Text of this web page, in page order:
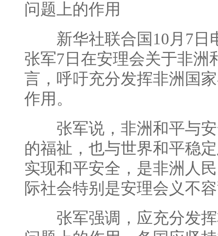
问题上的作用
新华社联合国10月7日
张军7日在安理会关于非洲
言，呼吁充分发挥非洲国
作用。
张军说，非洲和平与安
的福祉，也与世界和平稳
实现和平安全，是非洲人
际社会特别是安理会义不
张军强调，应充分发挥